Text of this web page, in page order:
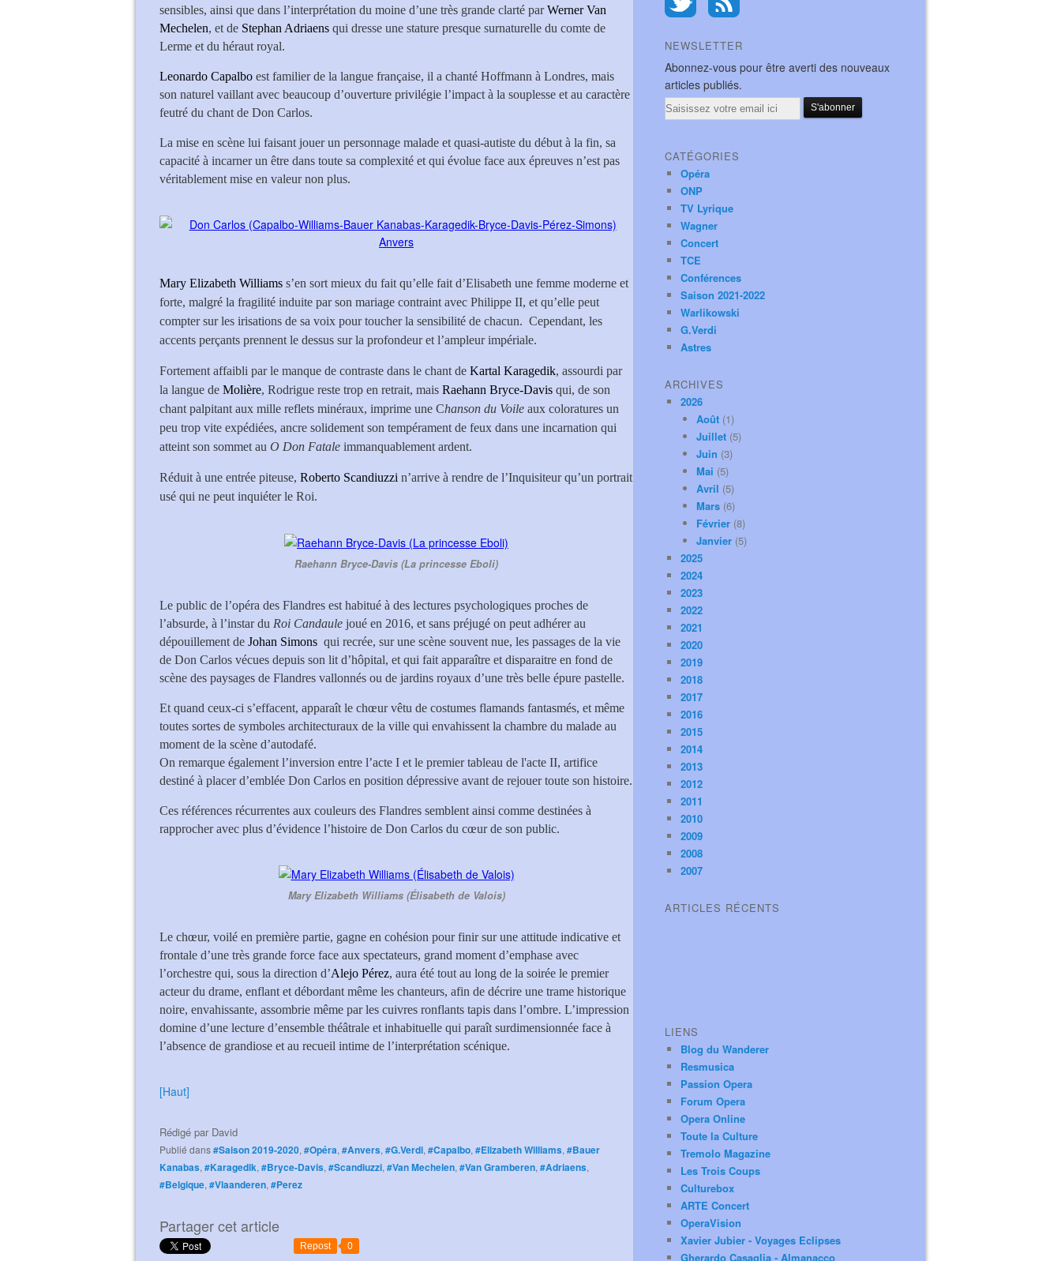
sensibles, ainsi que dans l’interprétation du moine d’une très grande clarté parWerner Van
Mechelen, et de Stephan Adriaens qui dresse une stature presque surnaturelle du comte de
Lerme et du héraut royal.
Leonardo Capalbo est familier de la langue française, il a chanté Hoffmann à Londres, mais
son naturel vaillant avec beaucoup d’ouverture privilégie l’impact à la souplesse et au caractère
feutré du chant de Don Carlos.
La mise en scène lui faisant jouer un personnage malade et quasi-autiste du début à la fin, sa
capacité à incarner un être dans toute sa complexité et qui évolue face aux épreuves n’est pas
véritablement mise en valeur non plus.
Mary Elizabeth Williams s’en sort mieux du fait qu’elle fait d’Elisabeth une femme moderne et
forte, malgré la fragilité induite par son mariage contraint avec Philippe II, et qu’elle peut
compter sur les irisations de sa voix pour toucher la sensibilité de chacun. Cependant, les
accents perçants prennent le dessus sur la profondeur et l’ampleur impériale.
Fortement affaibli par le manque de contraste dans le chant de Kartal Karagedik, assourdi par
la langue de Molière, Rodrigue reste trop en retrait, mais Raehann Bryce-Davis qui, de son
chant palpitant aux mille reflets minéraux, imprime une Chanson du Voile aux coloratures un
peu trop vite expédiées, ancre solidement son tempérament de feux dans une incarnation qui
atteint son sommet au O Don Fatale immanquablement ardent.
Réduit à une entrée piteuse, Roberto Scandiuzzi n’arrive à rendre de l’Inquisiteur qu’un portrait
usé qui ne peut inquiéter le Roi.
Raehann Bryce-Davis (La princesse Eboli)
Le public de l’opéra des Flandres est habitué à des lectures psychologiques proches de
l’absurde, à l’instar du Roi Candaule joué en 2016, et sans préjugé on peut adhérer au
dépouillement de Johan Simons qui recrée, sur une scène souvent nue, les passages de la vie
de Don Carlos vécues depuis son lit d’hôpital, et qui fait apparaître et disparaitre en fond de
scène des paysages de Flandres vallonnés ou de jardins royaux d’une très belle épure pastelle.
Et quand ceux-ci s’effacent, apparaît le chœur vêtu de costumes flamands fantasmés, et même
toutes sortes de symboles architecturaux de la ville qui envahissent la chambre du malade au
moment de la scène d’autodafé.
On remarque également l’inversion entre l’acte I et le premier tableau de l'acte II, artifice
destiné à placer d’emblée Don Carlos en position dépressive avant de rejouer toute son histoire.
Ces références récurrentes aux couleurs des Flandres semblent ainsi comme destinées à
rapprocher avec plus d’évidence l’histoire de Don Carlos du cœur de son public.
Mary Elizabeth Williams (Élisabeth de Valois)
Le chœur, voilé en première partie, gagne en cohésion pour finir sur une attitude indicative et
frontale d’une très grande force face aux spectateurs, grand moment d’emphase avec
l’orchestre qui, sous la direction d’Alejo Pérez, aura été tout au long de la soirée le premier
acteur du drame, enflant et débordant même les chanteurs, afin de décrire une trame historique
noire, envahissante, assombrie même par les cuivres ronflants tapis dans l’ombre. L’impression
domine d’une lecture d’ensemble théâtrale et inhabituelle qui paraît surdimensionnée face à
l’absence de grandiose et au recueil intime de l’interprétation scénique.
[Haut]
Rédigé par David
Publié dans#Saison 2019-2020, #Opéra, #Anvers, #G.Verdi, #Capalbo, #Elizabeth Williams, #Bauer
Kanabas, #Karagedik, #Bryce-Davis, #Scandiuzzi, #Van Mechelen, #Van Gramberen, #Adriaens,
#Belgique, #Vlaanderen, #Perez
Partager cet article
Repost 0
NEWSLETTER
Abonnez-vous pour être averti des nouveaux
articles publiés.
Email
CATÉGORIES
Opéra
ONP
TV Lyrique
Wagner
Concert
TCE
Conférences
Saison 2021-2022
Warlikowski
G.Verdi
Astres
ARCHIVES
2026
Août (1)
Juillet (5)
Juin (3)
Mai (5)
Avril (5)
Mars (6)
Février (8)
Janvier (5)
2025
2024
2023
2022
2021
2020
2019
2018
2017
2016
2015
2014
2013
2012
2011
2010
2009
2008
2007
ARTICLES RÉCENTS
LIENS
Blog du Wanderer
Resmusica
Passion Opera
Forum Opera
Opera Online
Toute la Culture
Tremolo Magazine
Les Trois Coups
Culturebox
ARTE Concert
OperaVision
Xavier Jubier - Voyages Eclipses
Gherardo Casaglia - Almanacco